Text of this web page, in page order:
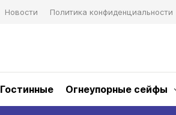
Новости Политика конфиденциальности
Гостинные Огнеупорные сейфы